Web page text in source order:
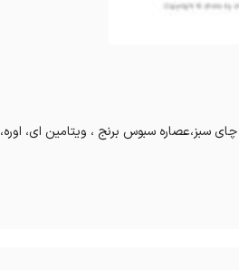
چای سبز،عصاره سبوس برنج ، ویتامین ای، اوره،